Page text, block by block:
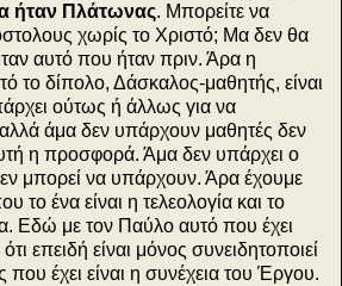
ήταν Πλάτωνας. Μπορείτε να
χωρίς το Χριστό; Μα δεν θα
αυτό που ήταν πριν. Άρα η
το δίπολο, Δάσκαλος-μαθητής, είναι
ούτως ή άλλως για να
άμα δεν υπάρχουν μαθητές δεν
η προσφορά. Άμα δεν υπάρχει ο
μπορεί να υπάρχουν. Άρα έχουμε
το ένα είναι η τελεολογία και το
Εδώ με τον Παύλο αυτό που έχει
επειδή είναι μόνος συνειδητοποιεί
που έχει είναι η συνέχεια του Έργου.